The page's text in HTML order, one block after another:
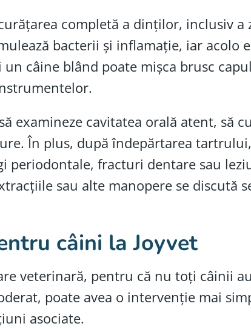
completă a dinților, inclusiv a
bacterii și inflamație, iar acolo
câine blând poate mișca brusc
examineze cavitatea orală atent, să
În plus, după îndepărtarea
fracturi dentare sau
sau alte manopere se discută
câini la Joyvet
veterinară, pentru că nu toți câinii
poate avea o intervenție mai
asociate.